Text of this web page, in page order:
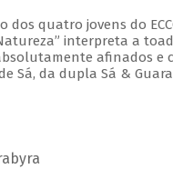
quatro jovens do
interpreta a
afinados e
Sá, da dupla Sá &